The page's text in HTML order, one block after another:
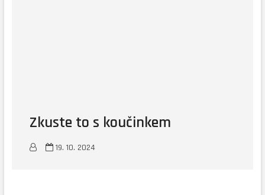
Zkuste to s koučinkem
19. 10. 2024